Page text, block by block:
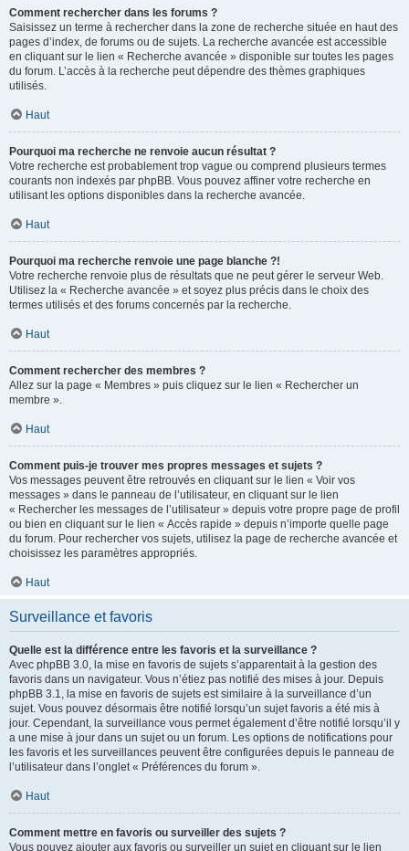
Comment rechercher dans les forums ?
Saisissez un terme à rechercher dans la zone de recherche située en haut des
pages d’index, de forums ou de sujets. La recherche avancée est accessible
en cliquant sur le lien « Recherche avancée » disponible sur toutes les pages
du forum. L’accès à la recherche peut dépendre des thèmes graphiques
utilisés.
Haut
Pourquoi ma recherche ne renvoie aucun résultat ?
Votre recherche est probablement trop vague ou comprend plusieurs termes
courants non indexés par phpBB. Vous pouvez affiner votre recherche en
utilisant les options disponibles dans la recherche avancée.
Haut
Pourquoi ma recherche renvoie une page blanche ?!
Votre recherche renvoie plus de résultats que ne peut gérer le serveur Web.
Utilisez la « Recherche avancée » et soyez plus précis dans le choix des
termes utilisés et des forums concernés par la recherche.
Haut
Comment rechercher des membres ?
Allez sur la page « Membres » puis cliquez sur le lien « Rechercher un
membre ».
Haut
Comment puis-je trouver mes propres messages et sujets ?
Vos messages peuvent être retrouvés en cliquant sur le lien « Voir vos
messages » dans le panneau de l’utilisateur, en cliquant sur le lien
« Rechercher les messages de l’utilisateur » depuis votre propre page de profil
ou bien en cliquant sur le lien « Accès rapide » depuis n’importe quelle page
du forum. Pour rechercher vos sujets, utilisez la page de recherche avancée et
choisissez les paramètres appropriés.
Haut
Surveillance et favoris
Quelle est la différence entre les favoris et la surveillance ?
Avec phpBB 3.0, la mise en favoris de sujets s’apparentait à la gestion des
favoris dans un navigateur. Vous n’étiez pas notifié des mises à jour. Depuis
phpBB 3.1, la mise en favoris de sujets est similaire à la surveillance d’un
sujet. Vous pouvez désormais être notifié lorsqu’un sujet favoris a été mis à
jour. Cependant, la surveillance vous permet également d’être notifié lorsqu’il y
a une mise à jour dans un sujet ou un forum. Les options de notifications pour
les favoris et les surveillances peuvent être configurées depuis le panneau de
l’utilisateur dans l’onglet « Préférences du forum ».
Haut
Comment mettre en favoris ou surveiller des sujets ?
Vous pouvez ajouter aux favoris ou surveiller un sujet en cliquant sur le lien